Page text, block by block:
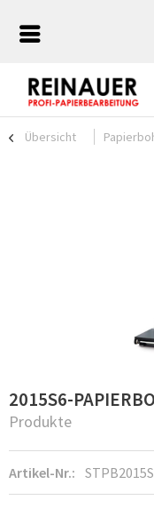
Übersicht
2015S6-
Produkte
Artikel-Nr.: